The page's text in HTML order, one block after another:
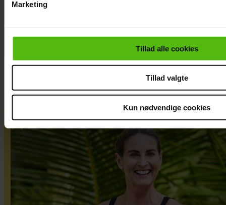
cookiepolitik.
Marketing
Tillad alle cookies
Tillad valgte
Kun nødvendige cookies